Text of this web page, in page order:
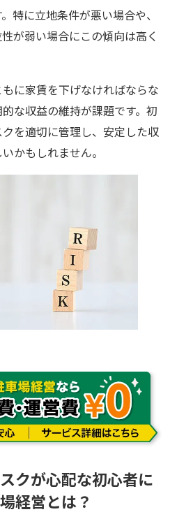
特に立地条件が悪い場合や、
が弱い場合にこの傾向は高く
に家賃を下げなければならな
な収益の維持が課題です。初
を適切に管理し、安定した収
かもしれません。
クが心配な初心者に
経営とは？